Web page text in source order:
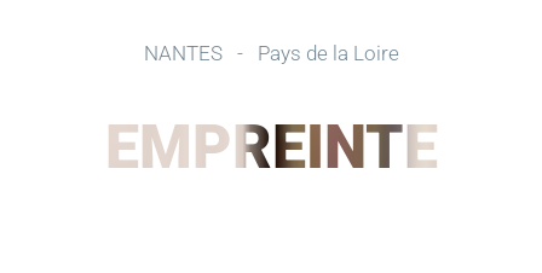
NANTES - Pays de la Loire
EMPREINTE